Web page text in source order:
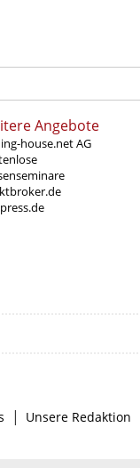
Angebote
house.net AG
| Unsere Redaktion